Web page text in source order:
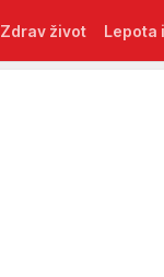
Zdrav život Lepota